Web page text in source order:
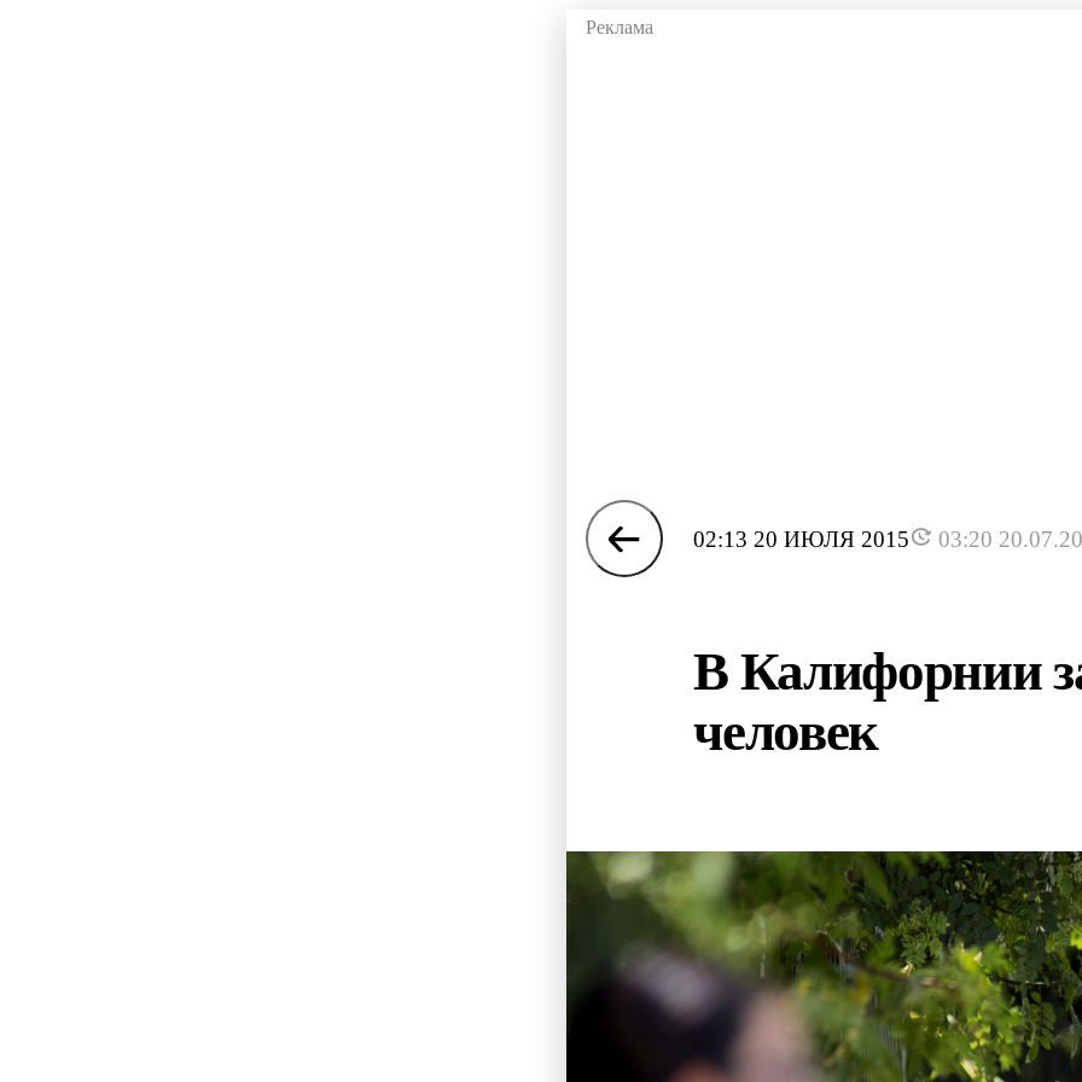
02:13 20 ИЮЛЯ 2015 03:20
В Калифорнии
человек